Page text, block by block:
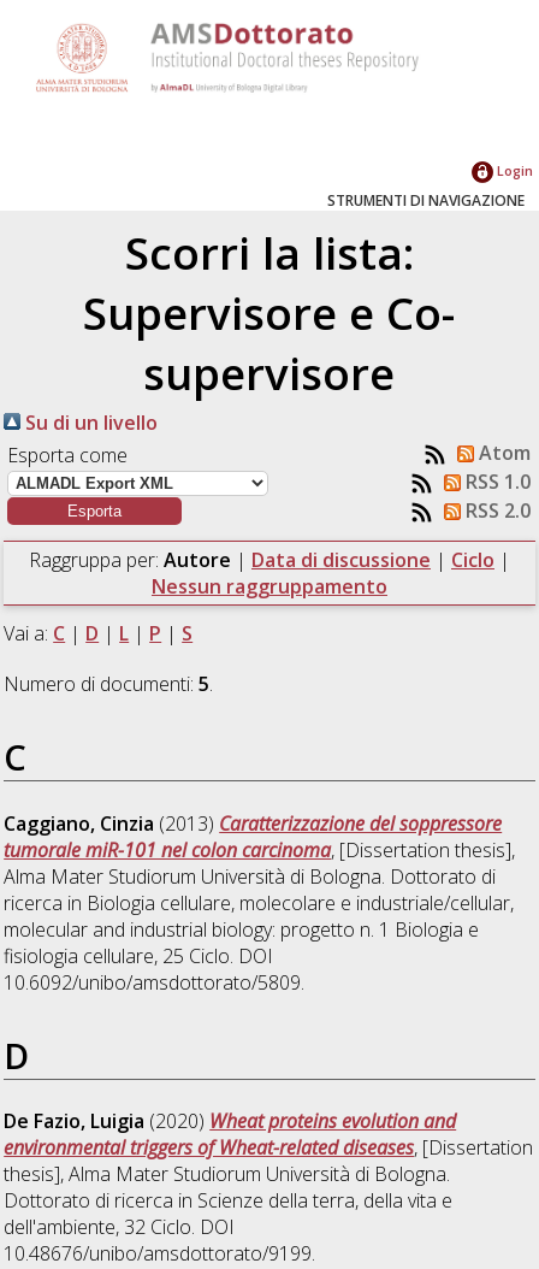
Login
STRUMENTI DI NAVIGAZIONE
Scorri la lista:
Supervisore e Co-
supervisore
Su di un livello
Esporta come
Atom
RSS 1.0
RSS 2.0
Raggruppa per: Autore | Data di discussione | Ciclo |
Nessun raggruppamento
Vai a: C | D | L | P | S
Numero di documenti:5.
C
Caggiano, Cinzia (2013) Caratterizzazione del soppressore
tumorale miR-101 nel colon carcinoma, [Dissertation thesis],
Alma Mater Studiorum Università di Bologna. Dottorato di
ricerca in Biologia cellulare, molecolare e industriale/cellular,
molecular and industrial biology: progetto n. 1 Biologia e
fisiologia cellulare, 25 Ciclo. DOI
10.6092/unibo/amsdottorato/5809.
D
De Fazio, Luigia (2020) Wheat proteins evolution and
environmental triggers of Wheat-related diseases, [Dissertation
thesis], Alma Mater Studiorum Università di Bologna.
Dottorato di ricerca in Scienze della terra, della vita e
dell'ambiente, 32 Ciclo. DOI
10.48676/unibo/amsdottorato/9199.